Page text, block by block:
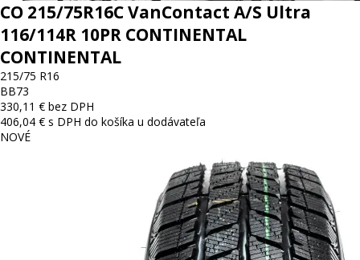
CO 215/75R16C VanContact A/S Ultra
116/114R 10PR CONTINENTAL
CONTINENTAL
215/75 R16
BB73
330,11 € bez DPH
406,04 € s DPH do košíka u dodávateľa
NOVÉ